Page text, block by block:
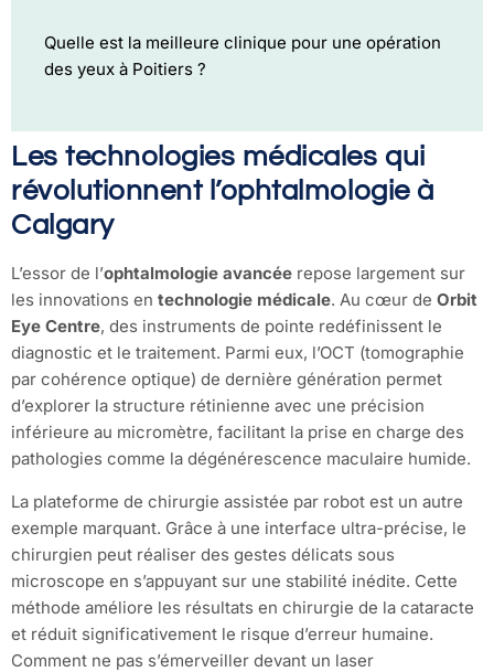
Quelle est la meilleure clinique pour une opération
des yeux à Poitiers ?
Les technologies médicales qui
révolutionnent l’ophtalmologie à
Calgary
L’essor de l’ophtalmologie avancée repose largement sur
les innovations en technologie médicale. Au cœur de Orbit
Eye Centre, des instruments de pointe redéfinissent le
diagnostic et le traitement. Parmi eux, l’OCT (tomographie
par cohérence optique) de dernière génération permet
d’explorer la structure rétinienne avec une précision
inférieure au micromètre, facilitant la prise en charge des
pathologies comme la dégénérescence maculaire humide.
La plateforme de chirurgie assistée par robot est un autre
exemple marquant. Grâce à une interface ultra-précise, le
chirurgien peut réaliser des gestes délicats sous
microscope en s’appuyant sur une stabilité inédite. Cette
méthode améliore les résultats en chirurgie de la cataracte
et réduit significativement le risque d’erreur humaine.
Comment ne pas s’émerveiller devant un laser